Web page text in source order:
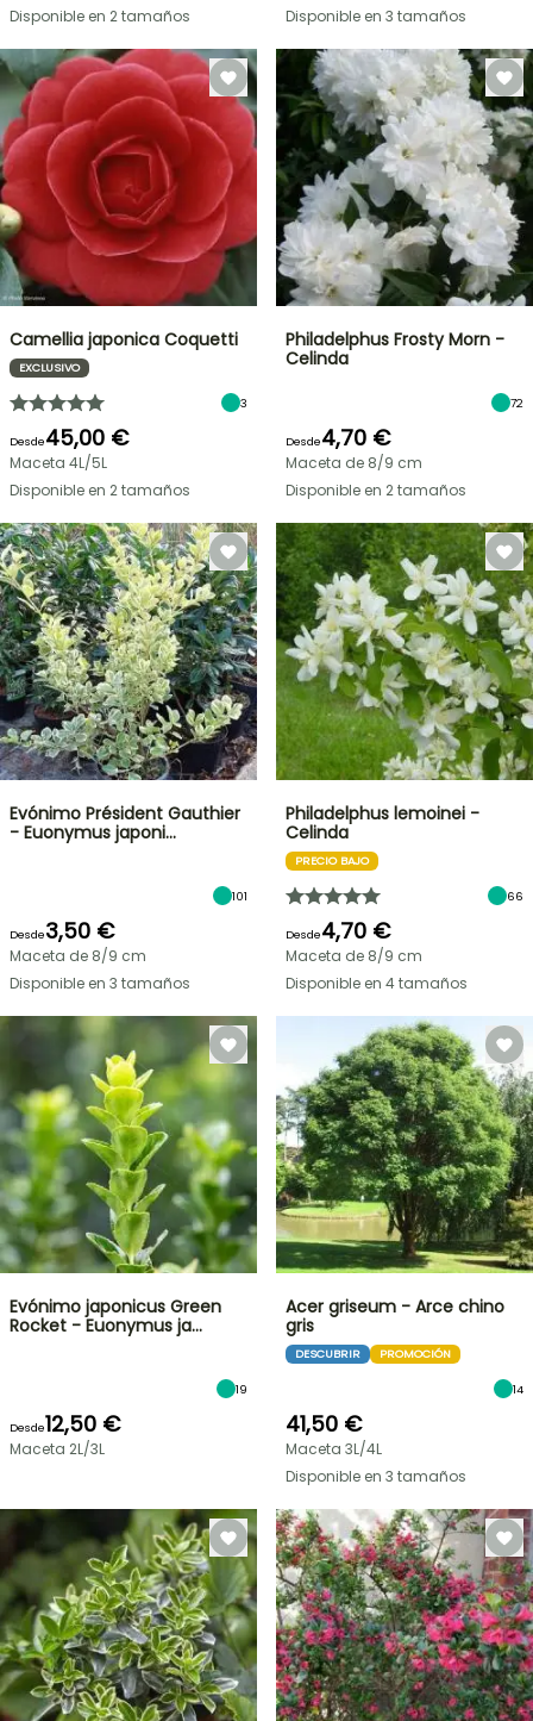
Disponible en 2 tamaños
Disponible en 3 tamaños
Camellia japonica Coquetti
EXCLUSIVO
3
Desde45,00 €
Maceta 4L/5L
Disponible en 2 tamaños
Philadelphus Frosty Morn -
Celinda
72
Desde4,70 €
Maceta de 8/9 cm
Disponible en 2 tamaños
Evónimo Président Gauthier
- Euonymus japoni…
101
Desde3,50 €
Maceta de 8/9 cm
Disponible en 3 tamaños
Philadelphus lemoinei -
Celinda
PRECIO BAJO
66
Desde4,70 €
Maceta de 8/9 cm
Disponible en 4 tamaños
Evónimo japonicus Green
Rocket - Euonymus ja…
19
Desde12,50 €
Maceta 2L/3L
Acer griseum - Arce chino
gris​
DESCUBRIR PROMOCIÓN
14
41,50 €
Maceta 3L/4L
Disponible en 3 tamaños